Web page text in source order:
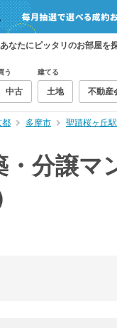
なたにピッタリのお部屋を
う
中古
建てる
土地 不動産
都 多摩市 聖蹟桜ヶ丘
・分譲マ